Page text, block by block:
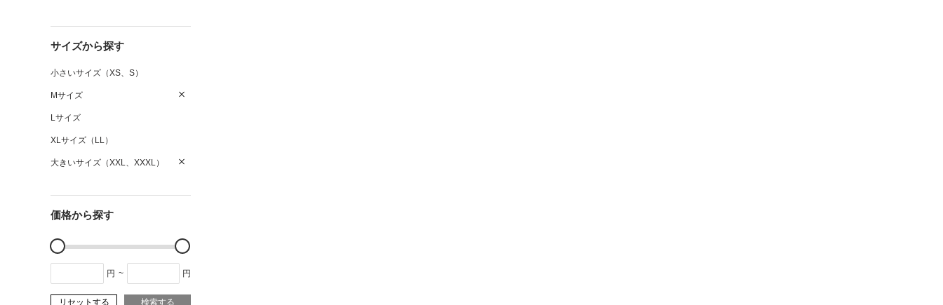
サイズから探す
小さいサイズ（XS、S）
Mサイズ
Lサイズ
XLサイズ（LL）
大きいサイズ（XXL、XXXL）
価格から探す
円 ~ 円
リセットする 検索する